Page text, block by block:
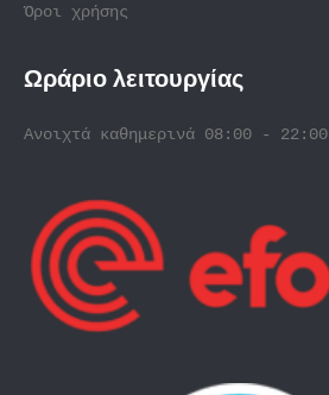
Όροι χρήσης
Ωράριο λειτουργίας
Ανοιχτά καθημερινά 08:00 - 22:00